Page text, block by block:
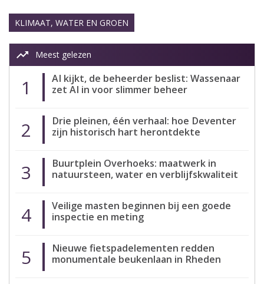
KLIMAAT, WATER EN GROEN
trending_up Meest gelezen
1
AI kijkt, de beheerder beslist: Wassenaar
zet AI in voor slimmer beheer
2
Drie pleinen, één verhaal: hoe Deventer
zijn historisch hart herontdekte
3
Buurtplein Overhoeks: maatwerk in
natuursteen, water en verblijfskwaliteit
4
Veilige masten beginnen bij een goede
inspectie en meting
5
Nieuwe fietspadelementen redden
monumentale beukenlaan in Rheden